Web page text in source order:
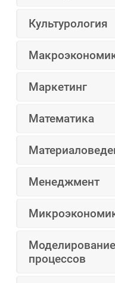
Культурология
Маркетинг
Математика
Менеджмент
процессов